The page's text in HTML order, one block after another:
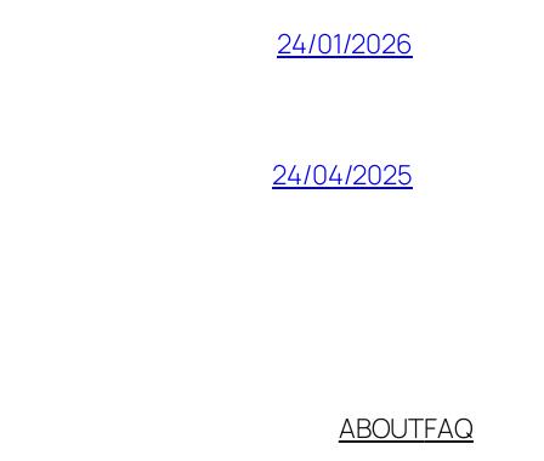
24/01/2026
24/04/2025
ABOUTFAQ